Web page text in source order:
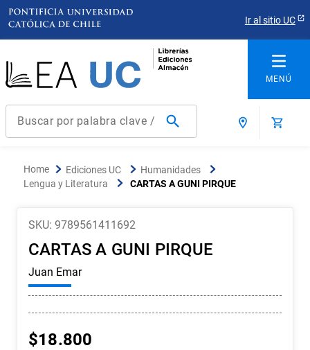
Ir al sitio UC
Buscar por palabra clave / título / autor / producto / ISBN
. derecho
arquitectura
reúso
ediciones uc
historia chile
historia
Ediciones UC
Humanidades
Lengua y Literatura
CARTAS A GUNI PIRQUE
SKU: 9789561411692
CARTAS A GUNI PIRQUE
Juan Emar
$18.800